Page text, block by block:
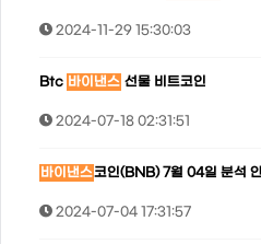
2024-11-29 15:30:03
Btc 바이낸스 선물 비트코인
2024-07-18 02:31:51
바이낸스코인(BNB) 7월 04일 분석
2024-07-04 17:31:57